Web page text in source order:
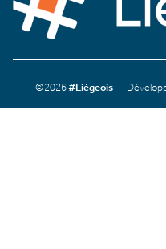
©2026#Liégeois—